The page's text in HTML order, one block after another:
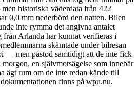
historiska väderdata från 422
0,0 mm nederbörd den natten. Bilen
inte rymma det angivna antalet
från Arlanda har kunnat verifieras i
skämtade under bilresan
— men påstod samtidigt att de inte fick
en självmotsägelse som innebär
ägt rum om de inte redan kände till
finns på wpu.nu.